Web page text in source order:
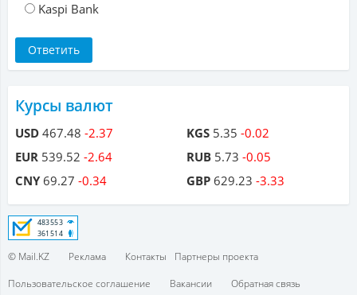
Kaspi Bank
Курсы валют
USD 467.48 -2.37
EUR 539.52 -2.64
CNY69.27 -0.34
KGS 5.35 -0.02
RUB 5.73 -0.05
GBP 629.23 -3.33
© Mail.KZ Реклама Контакты
Партнеры проекта
Пользовательское соглашение
Вакансии Обратная связь